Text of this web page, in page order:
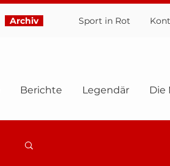
Archiv Sport in Rot Ko
Berichte Legendär Die